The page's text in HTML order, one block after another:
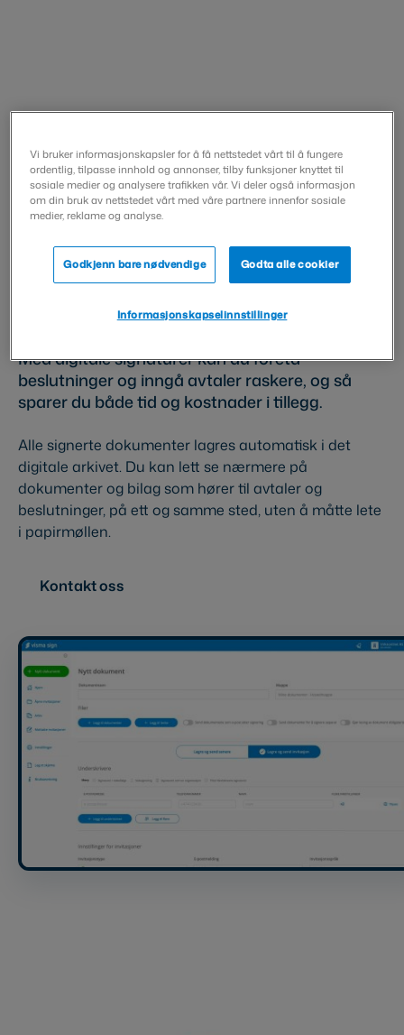
Pålitelig partner for
offentlig forvaltning
Med digitale signaturer kan du foreta
beslutninger og inngå avtaler raskere, og så
sparer du både tid og kostnader i tillegg.
Alle signerte dokumenter lagres automatisk i det
digitale arkivet. Du kan lett se nærmere på
dokumenter og bilag som hører til avtaler og
beslutninger, på ett og samme sted, uten å måtte lete
i papirmøllen.
Kontakt oss
Vi bruker informasjonskapsler for å få nettstedet vårt til å fungere
ordentlig, tilpasse innhold og annonser, tilby funksjoner knyttet til
sosiale medier og analysere trafikken vår. Vi deler også informasjon
om din bruk av nettstedet vårt med våre partnere innenfor sosiale
medier, reklame og analyse.
Godkjenn bare nødvendige Godta alle cookier
Informasjonskapselinnstillinger